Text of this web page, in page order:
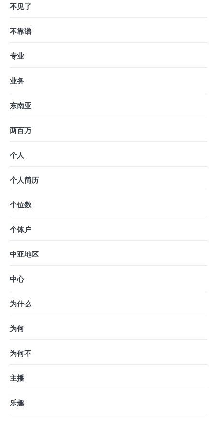
不见了
不靠谱
专业
业务
东南亚
两百万
个人
个人简历
个位数
个体户
中亚地区
中心
为什么
为何
为何不
主播
乐趣